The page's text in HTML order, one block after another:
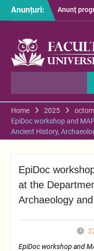
Anunțuri:
Anunț
– luna
2026
S-au
despre
în anul
Home 2025
EpiDoc workshop and
Ancient History,
EpiDoc
at the
Archaeology
EpiDoc workshop and